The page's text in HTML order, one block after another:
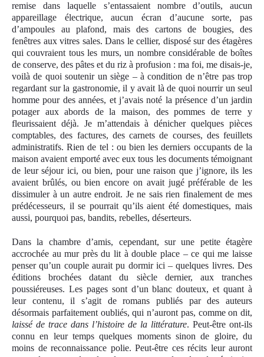
remise dans laquelle s’entassaient nombre d’outils, aucun
appareillage électrique, aucun écran d’aucune sorte, pas
d’ampoules au plafond, mais des cartons de bougies, des
fenêtres aux vitres sales. Dans le cellier, disposé sur des étagères
qui couvraient tous les murs, un nombre considérable de boîtes
de conserve, des pâtes et du riz à profusion : ma foi, me disais-je,
voilà de quoi soutenir un siège – à condition de n’être pas trop
regardant sur la gastronomie, il y avait là de quoi nourrir un seul
homme pour des années, et j’avais noté la présence d’un jardin
potager aux abords de la maison, des pommes de terre y
fleurissaient déjà. Je m’attendais à dénicher quelques pièces
comptables, des factures, des carnets de courses, des feuillets
administratifs. Rien de tel : ou bien les derniers occupants de la
maison avaient emporté avec eux tous les documents témoignant
de leur séjour ici, ou bien, pour une raison que j’ignore, ils les
avaient brûlés, ou bien encore on avait jugé préférable de les
dissimuler à un autre endroit. Je ne sais rien finalement de mes
prédécesseurs, il se pourrait qu’ils aient été domestiques, mais
aussi, pourquoi pas, bandits, rebelles, déserteurs.
Dans la chambre d’amis, cependant, sur une petite étagère
accrochée au mur près du lit à double place – ce qui me laisse
penser qu’un couple aurait pu dormir ici – quelques livres. Des
éditions brochées datant du siècle dernier, aux tranches
poussiéreuses. Les pages sont d’un blanc douteux, et quant à
leur contenu, il s’agit de romans publiés par des auteurs
désormais parfaitement oubliés, qui n’auront pas, comme on dit,
laissé de trace dans l’histoire de la littérature. Peut-être ont-ils
connu en leur temps quelques moments sinon de gloire, du
moins de reconnaissance polie. Peut-être ces récits leur auront